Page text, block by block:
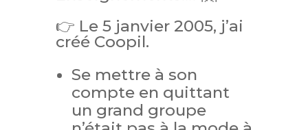
👉 Le 5 janvier 2005, j’ai
créé Coopil.
Se mettre à son
compte en quittant
un grand groupe